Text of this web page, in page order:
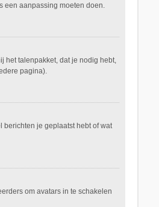
een aanpassing moeten doen.
het talenpakket, dat je nodig hebt,
pagina).
je geplaatst hebt of wat
om avatars in te schakelen